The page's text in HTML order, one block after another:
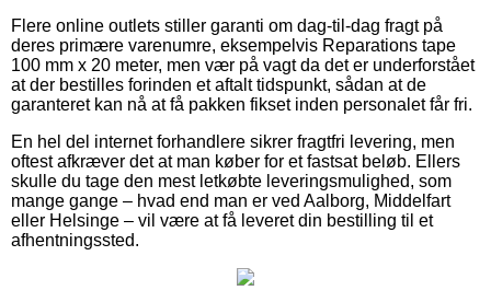
Flere online outlets stiller garanti om dag-til-dag fragt på
deres primære varenumre, eksempelvis Reparations tape
100 mm x 20 meter, men vær på vagt da det er underforstået
at der bestilles forinden et aftalt tidspunkt, sådan at de
garanteret kan nå at få pakken fikset inden personalet får fri.
En hel del internet forhandlere sikrer fragtfri levering, men
oftest afkræver det at man køber for et fastsat beløb. Ellers
skulle du tage den mest letkøbte leveringsmulighed, som
mange gange – hvad end man er ved Aalborg, Middelfart
eller Helsinge – vil være at få leveret din bestilling til et
afhentningssted.